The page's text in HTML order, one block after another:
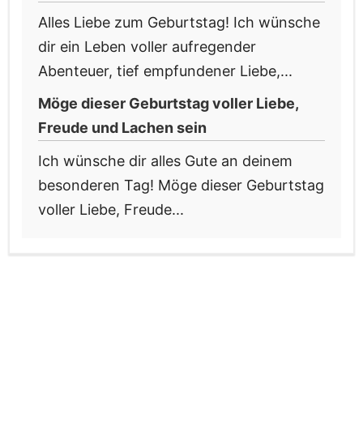
Alles Liebe zum Geburtstag! Ich wünsche
dir ein Leben voller aufregender
Abenteuer, tief empfundener Liebe,...
Möge dieser Geburtstag voller Liebe,
Freude und Lachen sein
Ich wünsche dir alles Gute an deinem
besonderen Tag! Möge dieser Geburtstag
voller Liebe, Freude...